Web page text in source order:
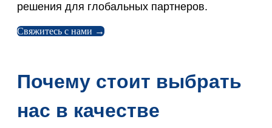
решения для глобальных партнеров.
Свяжитесь с нами →
Почему стоит выбрать
нас в качестве